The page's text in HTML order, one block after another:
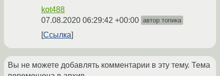
kot488
07.08.2020 06:29:42 +00:00 автор топика
Ссылка
Вы не можете добавлять комментарии в эту тему. Тема